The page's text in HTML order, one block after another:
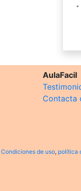
AulaFacil
Contacta
Condiciones de uso, política